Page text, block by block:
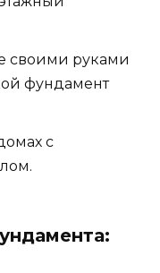
своими руками
фундамент
с